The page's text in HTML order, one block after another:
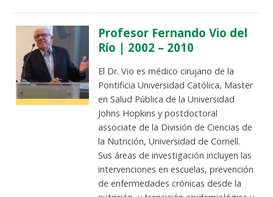
Profesor Fernando Vio del
Río | 2002 – 2010
El Dr. Vio es médico cirujano de la
Pontificia Universidad Católica, Master
en Salud Pública de la Universidad
Johns Hopkins y postdoctoral
associate de la División de Ciencias de
la Nutrición, Universidad de Cornell.
Sus áreas de investigación incluyen las
intervenciones en escuelas, prevención
de enfermedades crónicas desde la